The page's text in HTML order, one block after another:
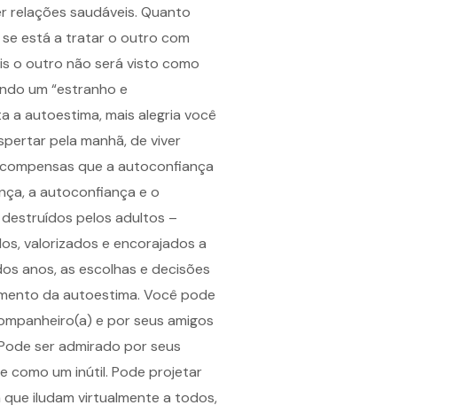
relações saudáveis. Quanto
se está a tratar o outro com
o outro não será visto como
um “estranho e
a autoestima, mais alegria você
pela manhã, de viver
que a autoconfiança
a autoconfiança e o
pelos adultos –
valorizados e encorajados a
anos, as escolhas e decisões
da autoestima. Você pode
e por seus amigos
ser admirado por seus
como um inútil. Pode projetar
iludam virtualmente a todos,